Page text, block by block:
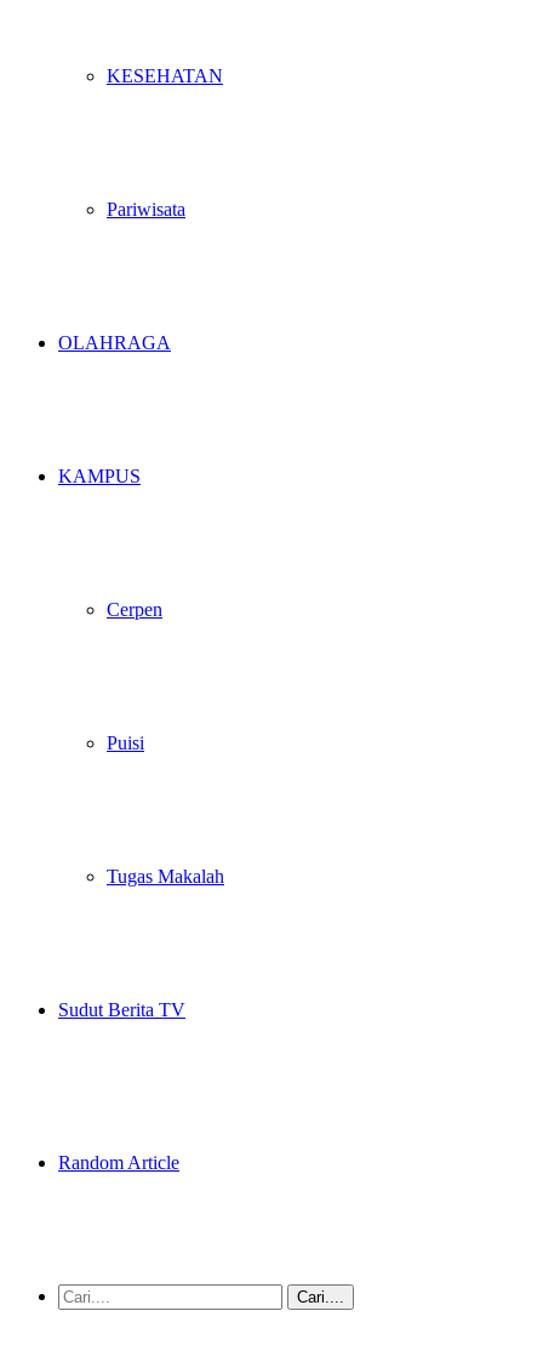
KESEHATAN
Pariwisata
OLAHRAGA
KAMPUS
Cerpen
Puisi
Tugas Makalah
Sudut Berita TV
Random Article
Cari....